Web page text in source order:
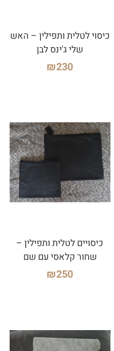
כיסוי לטלית ותפילין – האש
שלי ג'ינס לבן
₪230
כיסויים לטלית ותפילין –
שחור קלאסי עם שם
₪250